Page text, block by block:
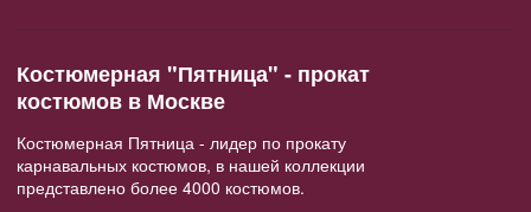
Костюмерная "Пятница" - прокат
костюмов в Москве
Костюмерная Пятница - лидер по прокату
карнавальных костюмов, в нашей коллекции
представлено более 4000 костюмов.